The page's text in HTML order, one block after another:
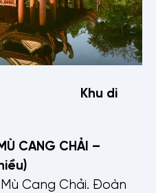
Khu di
CANG CHẢI –
Cang Chải. Đoàn